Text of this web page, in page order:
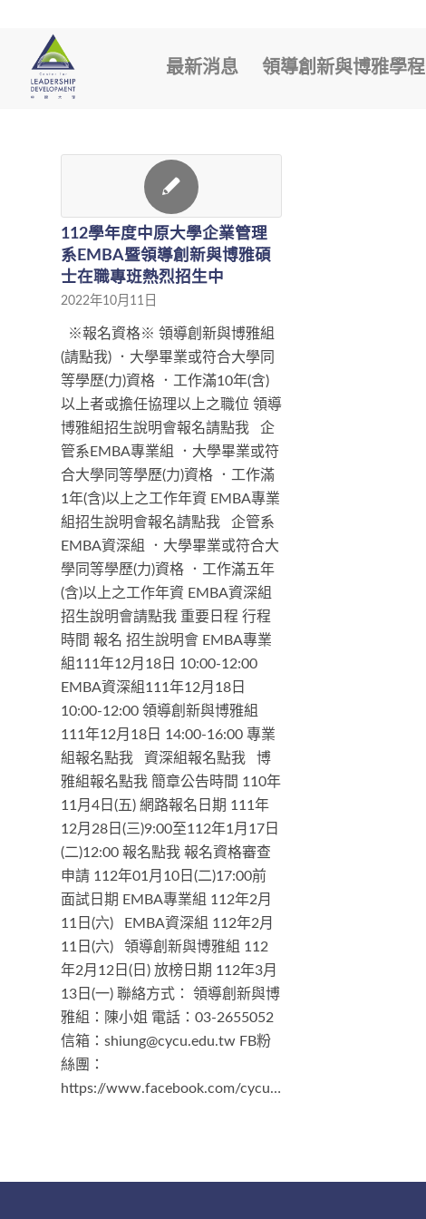
最新消息 領導創新與博雅學程
112學年度中原大學企業管理
系EMBA暨領導創新與博雅碩
士在職專班熱烈招生中
2022年10月11日
※報名資格※ 領導創新與博雅組
(請點我) ．大學畢業或符合大學同
等學歷(力)資格 ．工作滿10年(含)
以上者或擔任協理以上之職位 領導
博雅組招生說明會報名請點我 企
管系EMBA專業組 ．大學畢業或符
合大學同等學歷(力)資格 ．工作滿
1年(含)以上之工作年資 EMBA專業
組招生說明會報名請點我 企管系
EMBA資深組 ．大學畢業或符合大
學同等學歷(力)資格 ．工作滿五年
(含)以上之工作年資 EMBA資深組
招生說明會請點我 重要日程 行程
時間 報名 招生說明會 EMBA專業
組111年12月18日 10:00-12:00
EMBA資深組111年12月18日
10:00-12:00 領導創新與博雅組
111年12月18日 14:00-16:00 專業
組報名點我 資深組報名點我 博
雅組報名點我 簡章公告時間 110年
11月4日(五) 網路報名日期 111年
12月28日(三)9:00至112年1月17日
(二)12:00 報名點我 報名資格審查
申請 112年01月10日(二)17:00前
面試日期 EMBA專業組 112年2月
11日(六) EMBA資深組 112年2月
11日(六) 領導創新與博雅組 112
年2月12日(日) 放榜日期 112年3月
13日(一) 聯絡方式： 領導創新與博
雅組：陳小姐 電話：03-2655052
信箱：shiung@cycu.edu.tw FB粉
絲團：
https://www.facebook.com/cyculeadership …